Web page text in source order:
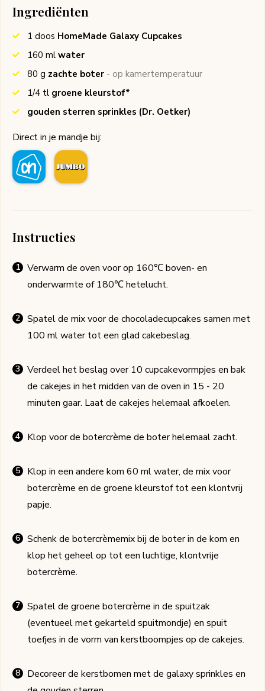
Ingrediënten
1 doos HomeMade Galaxy Cupcakes
160 ml water
80 g zachte boter - op kamertemperatuur
1/4 tl groene kleurstof*
gouden sterren sprinkles (Dr. Oetker)
Direct in je mandje bij:
Instructies
Verwarm de oven voor op 160℃ boven- en
onderwarmte of 180℃ hetelucht.
Spatel de mix voor de chocoladecupcakes samen met
100 ml water tot een glad cakebeslag.
Verdeel het beslag over 10 cupcakevormpjes en bak
de cakejes in het midden van de oven in 15 - 20
minuten gaar. Laat de cakejes helemaal afkoelen.
Klop voor de botercrème de boter helemaal zacht.
Klop in een andere kom 60 ml water, de mix voor
botercrème en de groene kleurstof tot een klontvrij
papje.
Schenk de botercrèmemix bij de boter in de kom en
klop het geheel op tot een luchtige, klontvrije
botercrème.
Spatel de groene botercrème in de spuitzak
(eventueel met gekarteld spuitmondje) en spuit
toefjes in de vorm van kerstboompjes op de cakejes.
Decoreer de kerstbomen met de galaxy sprinkles en